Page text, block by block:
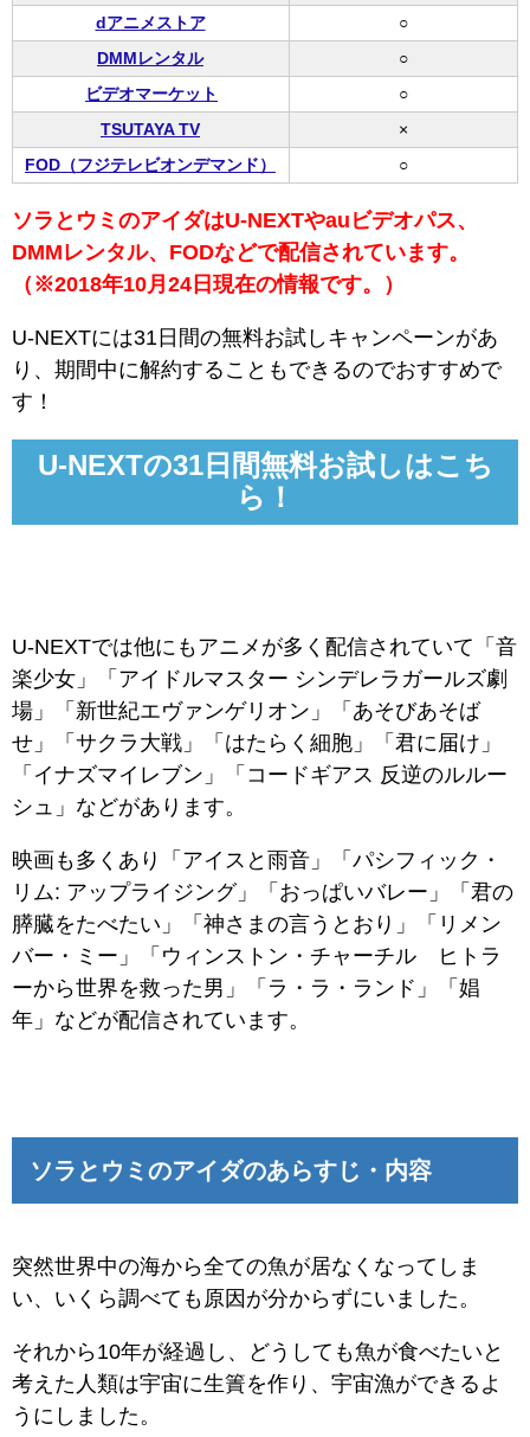
dアニメストア
○
DMMレンタル
○
ビデオマーケット
○
TSUTAYA TV
×
FOD（フジテレビオンデマンド）
○
ソラとウミのアイダはU-NEXTやauビデオパス、
DMMレンタル、FODなどで配信されています。
（※2018年10月24日現在の情報です。）
U-NEXTには31日間の無料お試しキャンペーンがあ
り、期間中に解約することもできるのでおすすめで
す！
U-NEXTの31日間無料お試しはこち
ら！
U-NEXTでは他にもアニメが多く配信されていて「音
楽少女」「アイドルマスター シンデレラガールズ劇
場」「新世紀エヴァンゲリオン」「あそびあそば
せ」「サクラ大戦」「はたらく細胞」「君に届け」
「イナズマイレブン」「コードギアス 反逆のルルー
シュ」などがあります。
映画も多くあり「アイスと雨音」「パシフィック・
リム: アップライジング」「おっぱいバレー」「君の
膵臓をたべたい」「神さまの言うとおり」「リメン
バー・ミー」「ウィンストン・チャーチル ヒトラ
ーから世界を救った男」「ラ・ラ・ランド」「娼
年」などが配信されています。
ソラとウミのアイダのあらすじ・内容
突然世界中の海から全ての魚が居なくなってしま
い、いくら調べても原因が分からずにいました。
それから10年が経過し、どうしても魚が食べたいと
考えた人類は宇宙に生簀を作り、宇宙漁ができるよ
うにしました。